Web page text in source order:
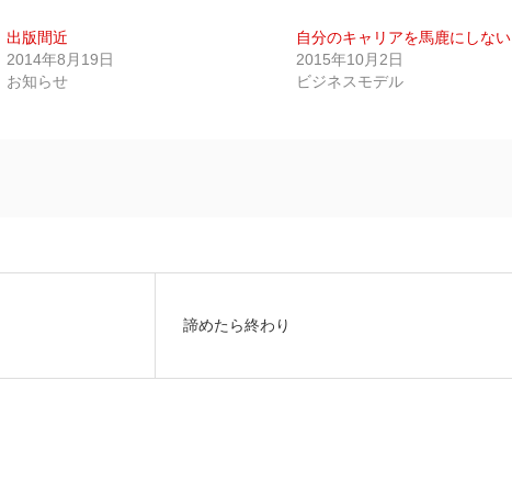
出版間近
2014年8月19日
お知らせ
自分のキャリアを馬鹿にしない
2015年10月2日
ビジネスモデル
諦めたら終わり